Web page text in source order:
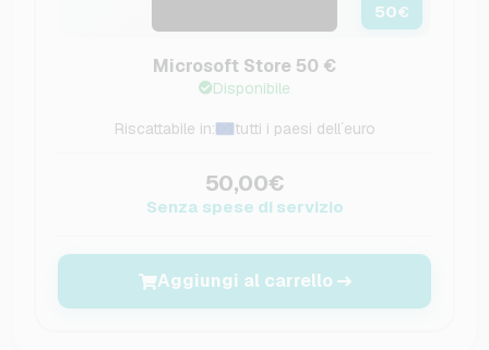
50€
Microsoft Store 50 €
Disponibile
Riscattabile in: tutti i paesi dell´euro
50,00€
Senza spese di servizio
Aggiungi al carrello